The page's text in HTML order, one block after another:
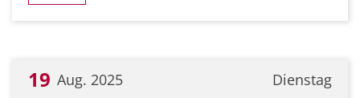
Dienstag
19 Aug. 2025